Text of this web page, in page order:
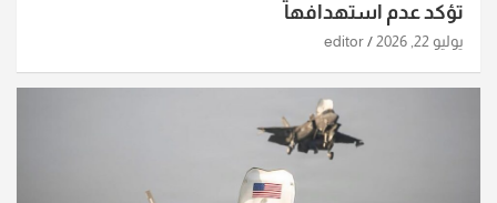
تؤكد عدم استهدافها
يوليو 22, 2026 editor